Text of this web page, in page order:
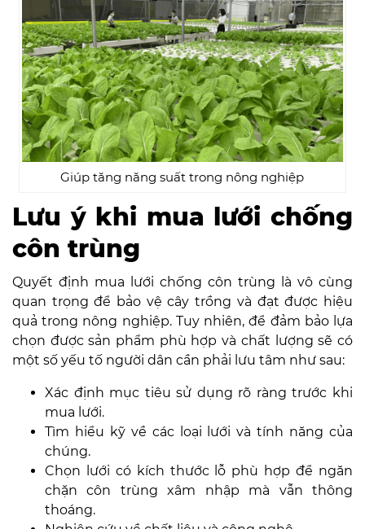
Giúp tăng năng suất trong nông nghiệp
Lưu ý khi mua lưới chống
côn trùng
Quyết định mua lưới chống côn trùng là vô cùng
quan trọng để bảo vệ cây trồng và đạt được hiệu
quả trong nông nghiệp. Tuy nhiên, để đảm bảo lựa
chọn được sản phẩm phù hợp và chất lượng sẽ có
một số yếu tố người dân cần phải lưu tâm như sau:
Xác định mục tiêu sử dụng rõ ràng trước khi
mua lưới.
Tìm hiểu kỹ về các loại lưới và tính năng của
chúng.
Chọn lưới có kích thước lỗ phù hợp để ngăn
chặn côn trùng xâm nhập mà vẫn thông
thoáng.